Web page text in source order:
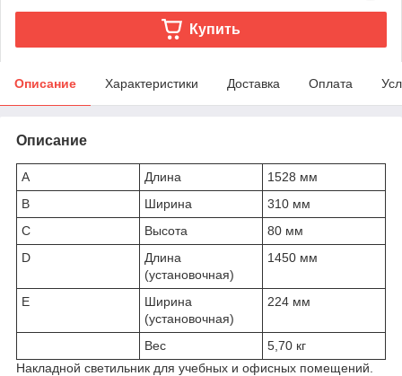
Купить
Описание Характеристики Доставка Оплата
Описание
A Длина
1528 мм
B
Ширина
310 мм
C
Высота
80 мм
D
Длина
(установочная)
1450 мм
E
Ширина
(установочная)
224 мм
Вес
5,70 кг
Накладной светильник для учебных и офисных помещений.